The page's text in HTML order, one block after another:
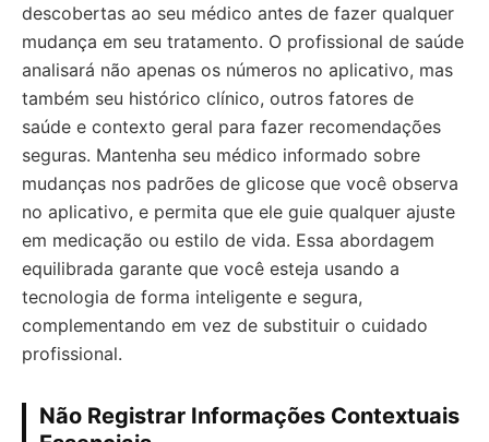
descobertas ao seu médico antes de fazer qualquer
mudança em seu tratamento. O profissional de saúde
analisará não apenas os números no aplicativo, mas
também seu histórico clínico, outros fatores de
saúde e contexto geral para fazer recomendações
seguras. Mantenha seu médico informado sobre
mudanças nos padrões de glicose que você observa
no aplicativo, e permita que ele guie qualquer ajuste
em medicação ou estilo de vida. Essa abordagem
equilibrada garante que você esteja usando a
tecnologia de forma inteligente e segura,
complementando em vez de substituir o cuidado
profissional.
Não Registrar Informações Contextuais